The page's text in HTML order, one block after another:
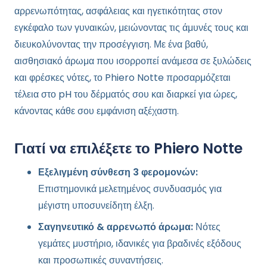
αρρενωπότητας, ασφάλειας και ηγετικότητας στον
εγκέφαλο των γυναικών, μειώνοντας τις άμυνές τους και
διευκολύνοντας την προσέγγιση. Με ένα βαθύ,
αισθησιακό άρωμα που ισορροπεί ανάμεσα σε ξυλώδεις
και φρέσκες νότες, το Phiero Notte προσαρμόζεται
τέλεια στο pH του δέρματός σου και διαρκεί για ώρες,
κάνοντας κάθε σου εμφάνιση αξέχαστη.
Γιατί να επιλέξετε το Phiero Notte
Εξελιγμένη σύνθεση 3 φερομονών:
Επιστημονικά μελετημένος συνδυασμός για
μέγιστη υποσυνείδητη έλξη.
Σαγηνευτικό & αρρενωπό άρωμα: Νότες
γεμάτες μυστήριο, ιδανικές για βραδινές εξόδους
και προσωπικές συναντήσεις.